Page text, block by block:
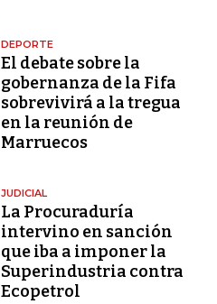
DEPORTE
El debate sobre la
gobernanza de la Fifa
sobrevivirá a la tregua
en la reunión de
Marruecos
JUDICIAL
La Procuraduría
intervino en sanción
que iba a imponer la
Superindustria contra
Ecopetrol